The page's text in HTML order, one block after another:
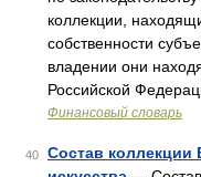
коллекции,
собственности
владении они
Российской
Финансовый словарь
40
Состав коллекции